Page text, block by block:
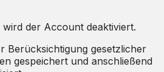
wird der Account deaktiviert.
Berücksichtigung gesetzlicher
gespeichert und anschließend